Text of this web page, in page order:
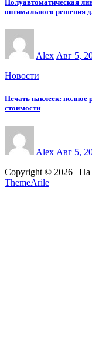
Полуавтоматическая
оптимального решения
Alex Авг 5,
Новости
Печать наклеек: полное
стоимости
Alex Авг 5,
Copyright © 2026 | На
ThemeArile